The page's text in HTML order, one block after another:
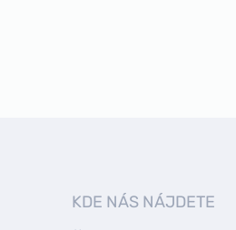
KDE NÁS NÁJDETE